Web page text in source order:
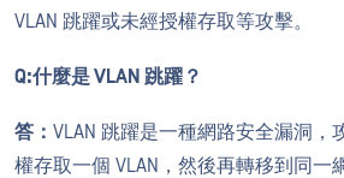
VLAN 跳躍或未經授權存取等攻擊。
Q:什麼是 VLAN 跳躍？
答： VLAN 跳躍是一種網路安全漏洞，
權存取一個 VLAN，然後再轉移到同一